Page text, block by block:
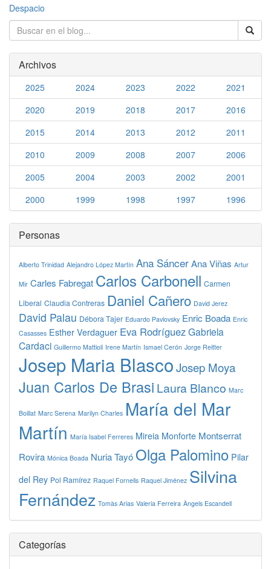
Despacio
Archivos
2025 2024 2023 2022
2021
2020
2019 2018 2017
2016
2015
2014 2013 2012
2011
2010
2009 2008 2007
2006
2005
2004 2003 2002
2001
2000
1999 1998 1997 1996
Personas
Alberto Trinidad Alejandro López Martín Ana SáncerAna Viñas Artur
Mir Carles Fabregat Carlos Carbonell Carmen
Liberal Claudia Contreras Daniel Cañero David Jerez
David Palau Débora Tajer Eduardo Pavlovsky Enric Boada Enric
Casasses Esther Verdaguer Eva RodríguezGabriela
Cardaci Guillermo Mattioli Irene Martín Ismael Cerón Jorge Reitter
Josep Maria BlascoJosep Moya
Juan Carlos De Brasi Laura Blanco Marc
Boillat Marc Serena Marilyn Charles María del Mar
Martín María Isabel Ferreres Mireia Monforte Montserrat
Rovira Mónica Boada Nuria Tayó Olga Palomino Pilar
del Rey Pol Ramírez Raquel Fornells Raquel Jiménez Silvina
Fernández Tomàs Arias Valeria Ferreira Àngels Escandell
Categorías